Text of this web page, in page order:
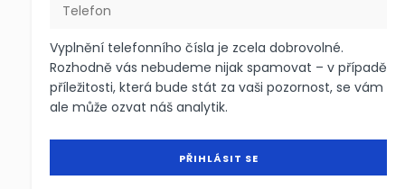
Vyplnění telefonního čísla je zcela dobrovolné.
Rozhodně vás nebudeme nijak spamovat – v případě
příležitosti, která bude stát za vaši pozornost, se vám
ale může ozvat náš analytik.